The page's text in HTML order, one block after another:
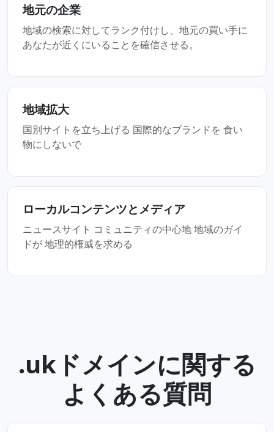
地元の企業
地域の検索に対してランク付けし、地元の買い手に
あなたが近くにいることを確信させる。
地域拡大
国別サイトを立ち上げる 国際的なブランドを 食い
物にしないで
ローカルコンテンツとメディア
ニュースサイト コミュニティの中心地 地域のガイ
ドが 地理的権威を求める
.ukドメインに関する
よくある質問